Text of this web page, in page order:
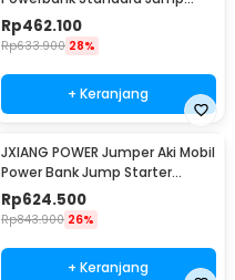
Starter 20000mAh - JX27-Pro
Rp462.100
Rp633.900 28%
+ Keranjang
JXIANG POWER Jumper Aki Mobil
Power Bank Jump Starter
20000mAh - JX-56Pro
Rp624.500
Rp843.900 26%
+ Keranjang